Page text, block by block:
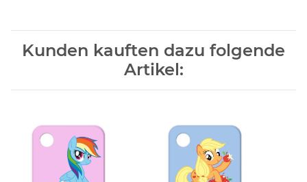
Kunden kauften dazu folgende
Artikel: